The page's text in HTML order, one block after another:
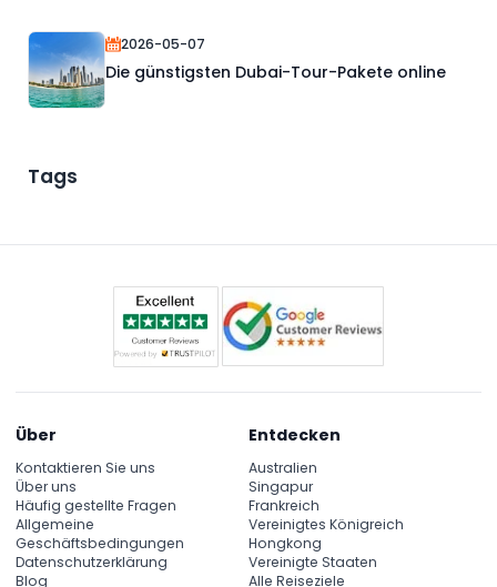
2026-05-07
Die günstigsten Dubai-Tour-Pakete online
Tags
Über
Kontaktieren Sie uns
Über uns
Häufig gestellte Fragen
Allgemeine
Geschäftsbedingungen
Datenschutzerklärung
Blog
Entdecken
Australien
Singapur
Frankreich
Vereinigtes Königreich
Hongkong
Vereinigte Staaten
Alle Reiseziele